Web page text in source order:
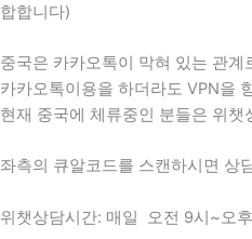
합합니다)
중국은 카카오톡이 막혀 있는 관
카카오톡이용을 하더라도 VPN을
현재 중국에 체류중인 분들은 위
좌측의 큐알코드를 스캔하시면 상
위챗상담시간: 매일 오전 9시~오